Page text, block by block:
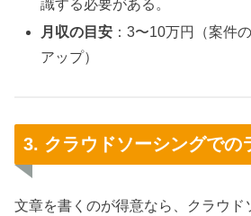
識する必要がある。
月収の目安 ：3〜10万円（案件
アップ）
3. クラウドソーシングでの
文章を書くのが得意なら、クラウド